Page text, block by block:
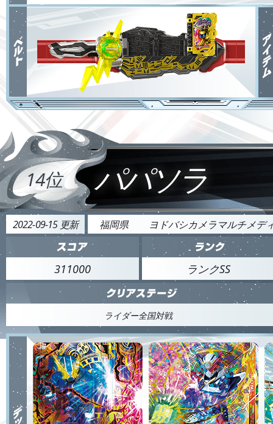
14位 パパソラ
2022-09-15 更新 福岡県 ヨドバシカメラマルチメデ
311000 ランクSS
ライダー全国対戦